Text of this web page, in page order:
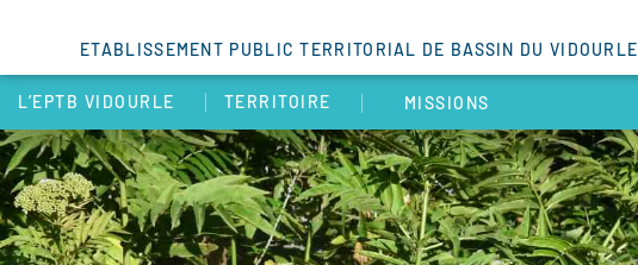
ETABLISSEMENT PUBLIC TERRITORIAL DE BASSIN DU VIDOURLE
L’EPTB VIDOURLE TERRITOIRE MISSIONS